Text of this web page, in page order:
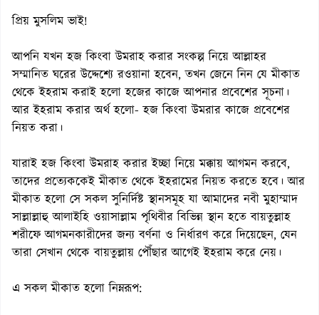
প্রিয় মুসলিম ভাই!
আপনি যখন হজ কিংবা উমরাহ করার সংকল্প নিয়ে আল্লাহর
সম্মানিত ঘরের উদ্দেশ্যে রওয়ানা হবেন, তখন জেনে নিন যে মীকাত
থেকে ইহরাম করাই হলো হজের কাজে আপনার প্রবেশের সূচনা।
আর ইহরাম করার অর্থ হলো- হজ কিংবা উমরার কাজে প্রবেশের
নিয়ত করা।
যারাই হজ কিংবা উমরাহ করার ইচ্ছা নিয়ে মক্কায় আগমন করবে,
তাদের প্রত্যেককেই মীকাত থেকে ইহরামের নিয়ত করতে হবে। আর
মীকাত হলো সে সকল সুনির্দিষ্ট স্থানসমূহ যা আমাদের নবী মুহাম্মাদ
সাল্লাল্লাহু আলাইহি ওয়াসাল্লাম পৃথিবীর বিভিন্ন স্থান হতে বায়তুল্লাহ
শরীফে আগমনকারীদের জন্য বর্ণনা ও নির্ধারণ করে দিয়েছেন, যেন
তারা সেখান থেকে বায়তুল্লায় পৌঁছার আগেই ইহরাম করে নেয়।
এ সকল মীকাত হলো নিম্নরূপ: